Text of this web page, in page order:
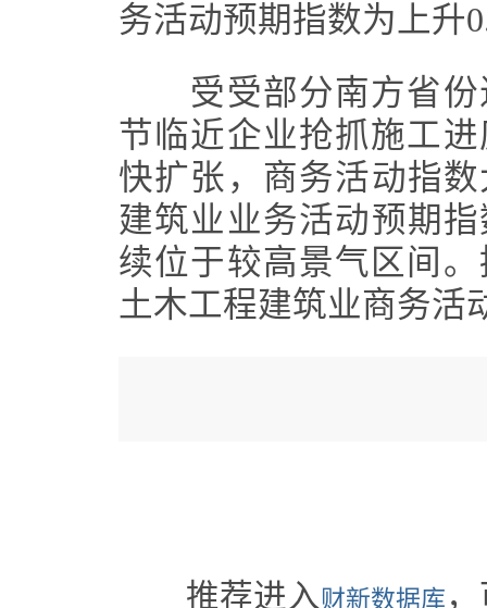
务活动预期指数为上升
受受部分南方省份
节临近企业抢抓施工
快扩张，商务活动指
建筑业业务活动预期
续位于较高景气区间
土木工程建筑业商务活
推荐进入财新数据库